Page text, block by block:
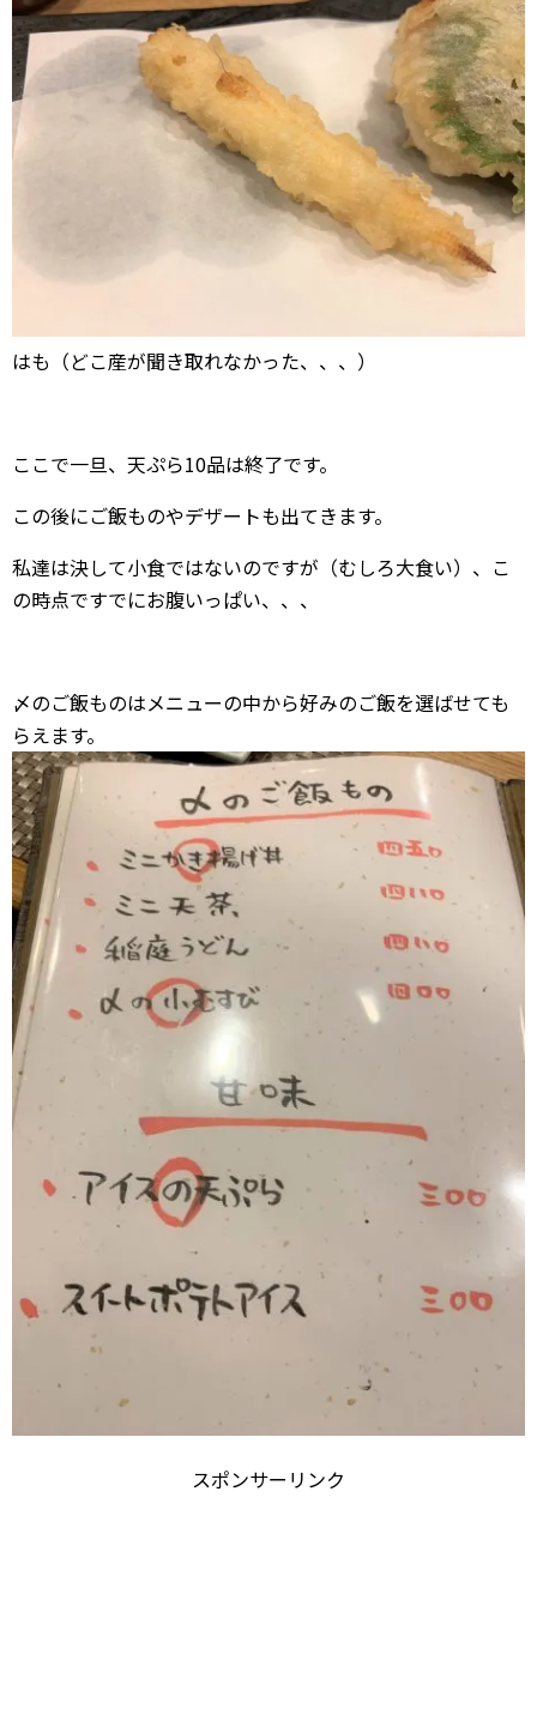
はも（どこ産が聞き取れなかった、、、）
ここで一旦、天ぷら10品は終了です。
この後にご飯ものやデザートも出てきます。
私達は決して小食ではないのですが（むしろ大食い）、こ
の時点ですでにお腹いっぱい、、、
〆のご飯ものはメニューの中から好みのご飯を選ばせても
らえます。
スポンサーリンク